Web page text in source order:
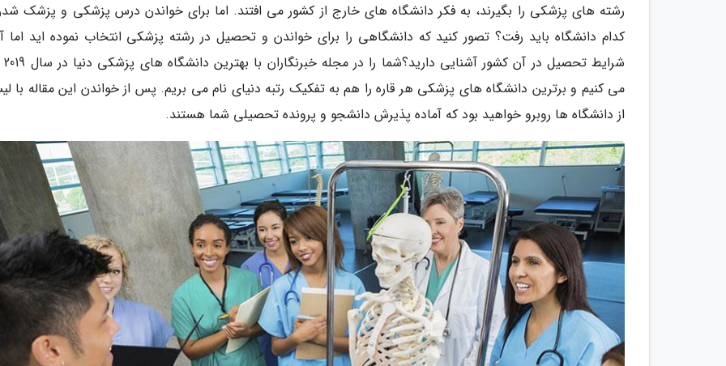
رشته های پزشکی را بگیرند، به فکر دانشگاه های خارج از کشور می افتند. اما برای خواندن درس پزشکی و پزشک
کدام دانشگاه باید رفت؟ تصور کنید که دانشگاهی را برای خواندن و تحصیل در رشته پزشکی انتخاب نموده اید اما
شرایط
می کنیم و برترین دانشگاه های پزشکی هر قاره را هم به تفکیک رتبه دنیای نام می بریم. پس از خواندن این مقاله با
از دانشگاه ها روبرو خواهید بود که آماده پذیرش دانشجو و پرونده تحصیلی شما هستند.